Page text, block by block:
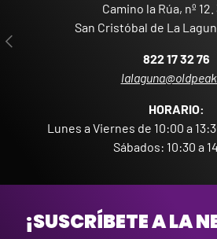
ANTERIOR
Camino la Rúa, nº 12.
San Cristóbal de La
822 17 32 76
HORARIO:
Lunes a Viernes de 10:00 a
Sábados: 10:30 a
¡SUSCRÍBETE A LA